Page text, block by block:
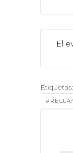
El
Etiquetas: